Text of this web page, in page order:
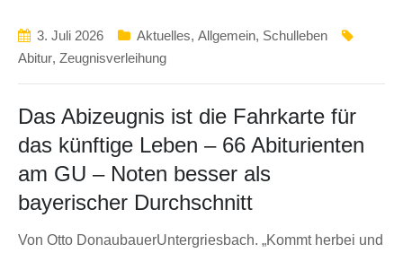
3. Juli 2026 Aktuelles, Allgemein, Schulleben
Abitur, Zeugnisverleihung
Das Abizeugnis ist die Fahrkarte für
das künftige Leben – 66 Abiturienten
am GU – Noten besser als
bayerischer Durchschnitt
Von Otto DonaubauerUntergriesbach. „Kommt herbei und